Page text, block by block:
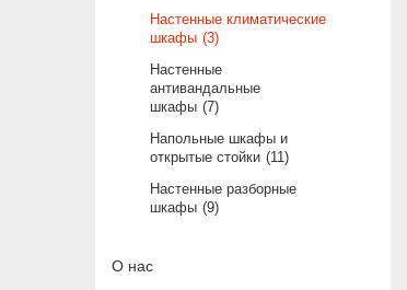
Настенные климатические
шкафы 3
Настенные
антивандальные
шкафы 7
Напольные шкафы и
открытые стойки
11
Настенные разборные
шкафы 9
О нас